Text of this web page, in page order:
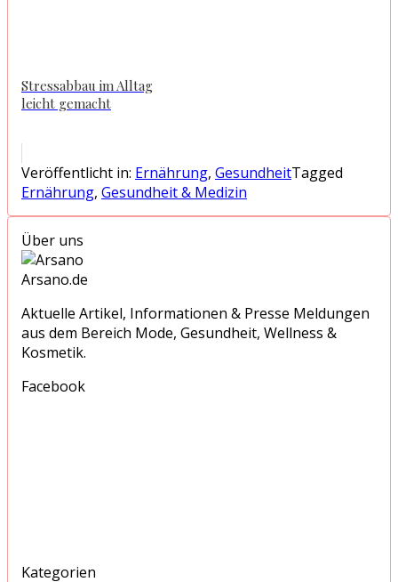
Stressabbau im Alltag
leicht gemacht
Veröffentlicht in: Ernährung, GesundheitTagged
Ernährung, Gesundheit & Medizin
Über uns
Arsano.de
Aktuelle Artikel, Informationen & Presse Meldungen
aus dem Bereich Mode, Gesundheit, Wellness &
Kosmetik.
Facebook
Kategorien